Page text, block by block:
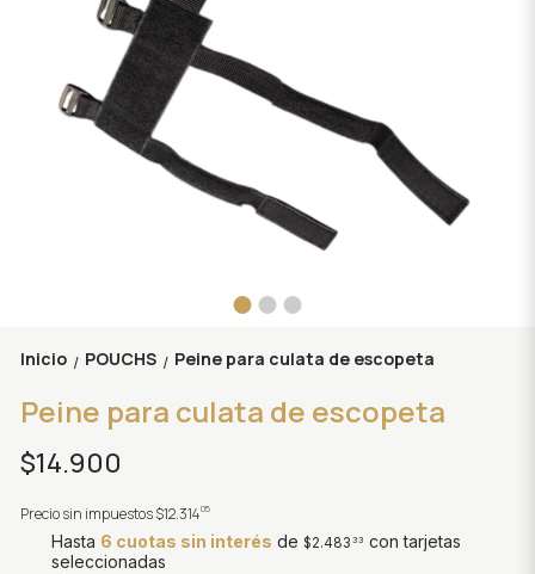
Inicio / POUCHS / Peine para culata de escopeta
Peine para culata de escopeta
$14.900
Precio sin impuestos$12.31405
Hasta 6 cuotas sin interés de $2.483 33 con tarjetas
seleccionadas